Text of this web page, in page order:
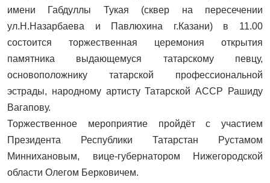
имени Габдуллы Тукая (сквер на пересечении
ул.Н.Назарбаева и Павлюхина г.Казани) в 11.00
состоится торжественная церемония открытия
памятника выдающемуся татарскому певцу,
основоположнику татарской профессиональной
эстрады, народному артисту Татарской АССР Рашиду
Вагапову.
Торжественное мероприятие пройдёт с участием
Президента Республики Татарстан Рустамом
Миннихановым, вице-губернатором Нижегородской
области Олегом Берковичем.